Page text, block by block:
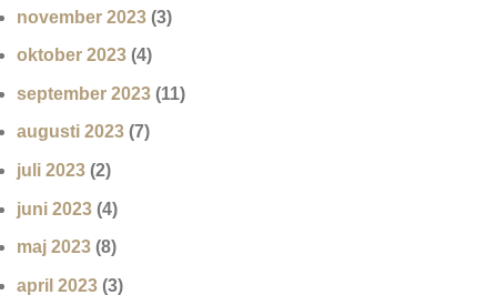
november 2023 (3)
oktober 2023 (4)
september 2023 (11)
augusti 2023 (7)
juli 2023 (2)
juni 2023 (4)
maj 2023 (8)
april 2023 (3)